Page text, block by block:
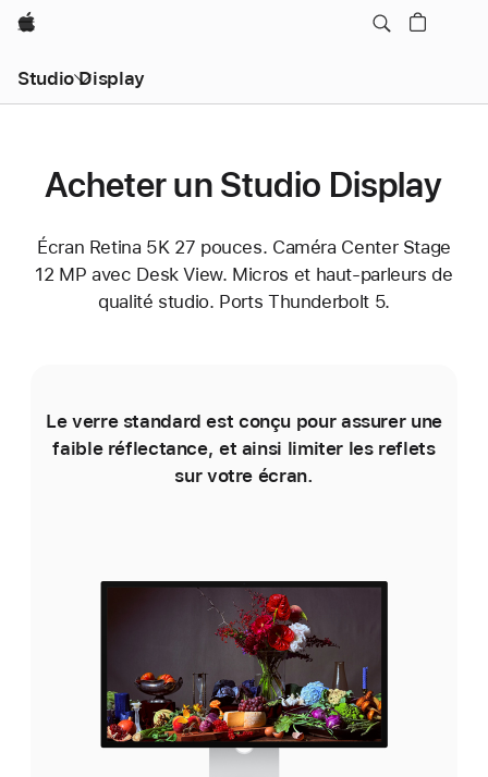
Apple
Studio Display
Acheter un Studio Display
Écran Retina 5K 27 pouces. Caméra Center Stage
12 MP avec Desk View. Micros et haut-parleurs de
qualité studio. Ports Thunderbolt 5.
Le verre standard est conçu pour assurer une
faible réflectance, et ainsi limiter les reflets
sur votre écran.